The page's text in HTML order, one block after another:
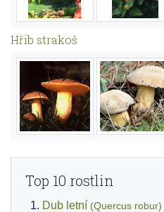
Hřib strakoš
Top 10 rostlin
Dub letní (Quercus robur)